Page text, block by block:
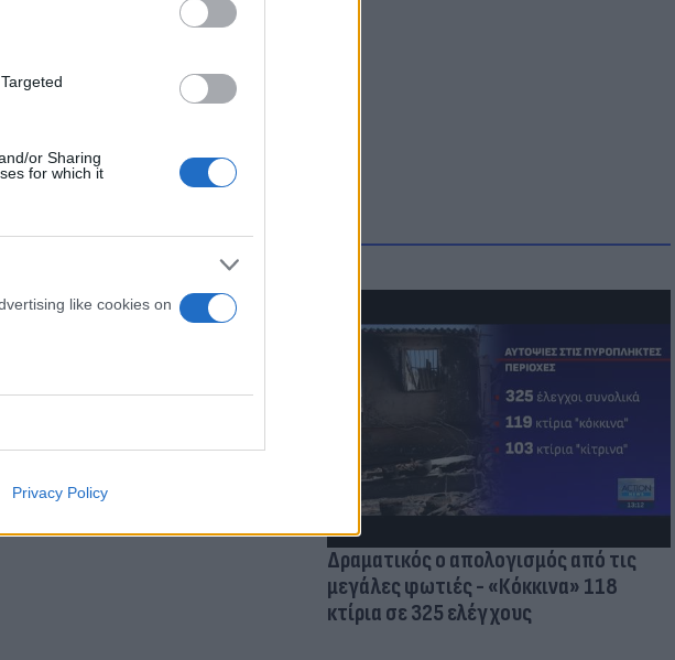
or Sharing
for which it
like cookies on
Privacy Policy
έχουν κατοικίδια! Οι
μεταξύ διαφορετικών ειδών
Δραματικός ο απολογισμός από τις
μεγάλες φωτιές - «Κόκκινα» 118
κτίρια σε 325 ελέγχους